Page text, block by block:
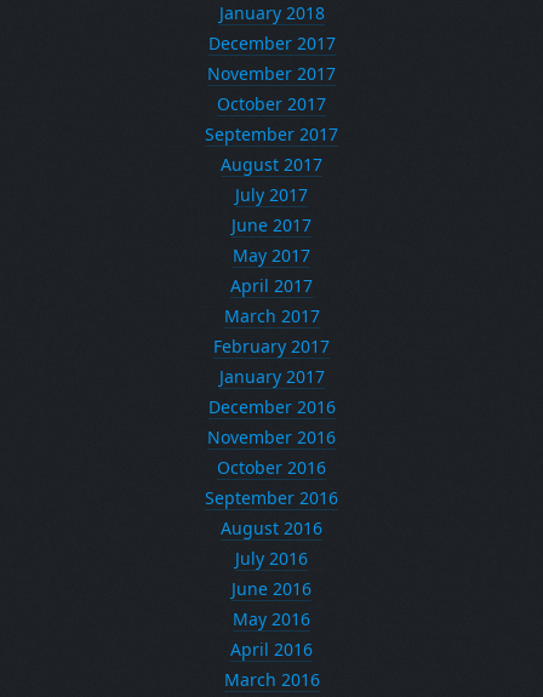
January 2018
December 2017
November 2017
October 2017
September 2017
August 2017
July 2017
June 2017
May 2017
April 2017
March 2017
February 2017
January 2017
December 2016
November 2016
October 2016
September 2016
August 2016
July 2016
June 2016
May 2016
April 2016
March 2016